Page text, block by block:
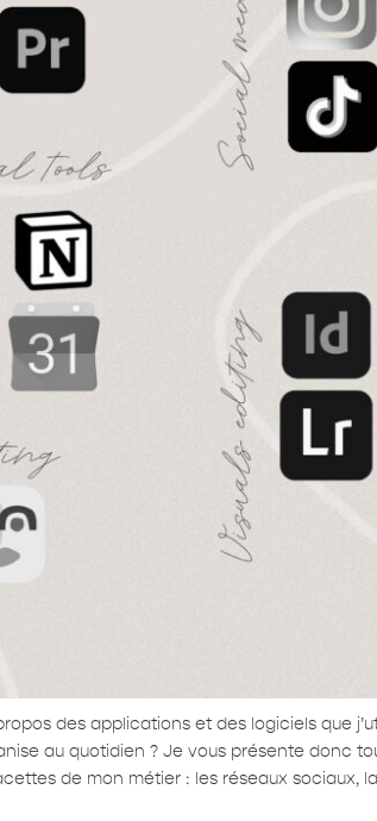
des applications et des logiciels que
au quotidien ? Je vous présente donc
de mon métier : les réseaux sociaux,